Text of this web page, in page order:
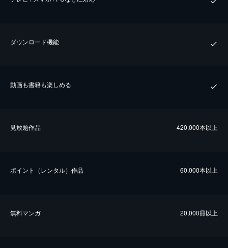
ダウンロード機能
動画も書籍も楽しめる
⾒放題作品 420,000本以上
ポイント（レンタル）作品 60,000本以上
無料マンガ 20,000冊以上